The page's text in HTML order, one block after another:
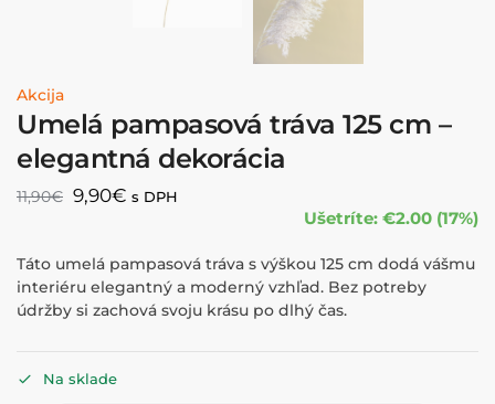
Akcija
Umelá pampasová tráva 125 cm –
elegantná dekorácia
11,90€ 9,90€ s DPH
Ušetríte: €2.00 (17%)
Táto umelá pampasová tráva s výškou 125 cm dodá vášmu
interiéru elegantný a moderný vzhľad. Bez potreby
údržby si zachová svoju krásu po dlhý čas.
Na sklade